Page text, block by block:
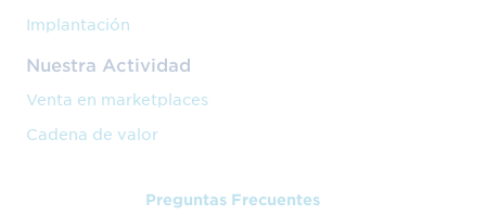
Implantación
Nuestra Actividad
Venta en marketplaces
Cadena de valor
Preguntas Frecuentes